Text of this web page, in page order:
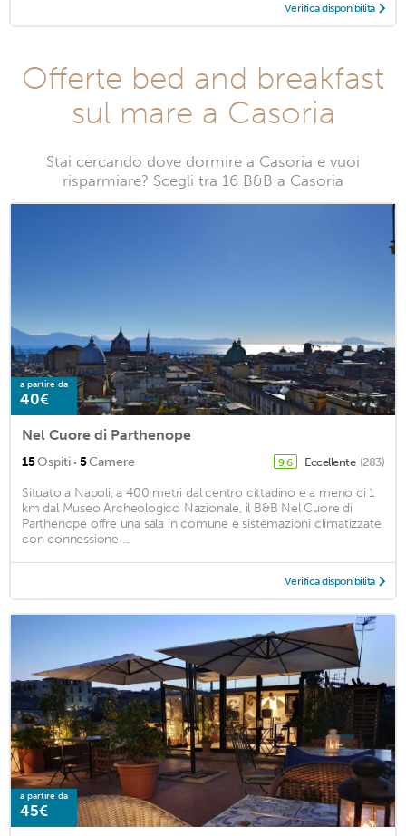
Verifica disponibilità
Offerte bed and breakfast
sul mare a Casoria
Stai cercando dove dormire a Casoria e vuoi
risparmiare? Scegli tra 16 B&B a Casoria
a partire da
40€
Nel Cuore di Parthenope
15Ospiti · 5Camere 9,6 Eccellente (283)
Situato a Napoli, a 400 metri dal centro cittadino e a meno di 1
km dal Museo Archeologico Nazionale, il B&B Nel Cuore di
Parthenope offre una sala in comune e sistemazioni climatizzate
con connessione ...
Verifica disponibilità
a partire da
45€